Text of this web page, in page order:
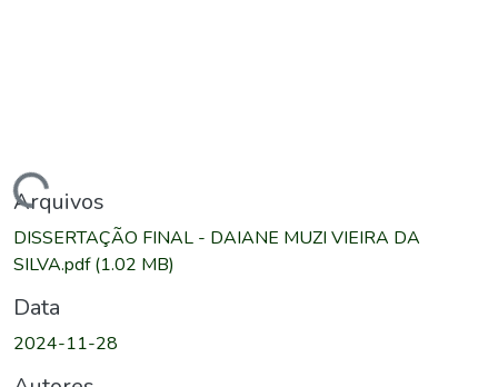
Arquivos
DISSERTAÇÃO FINAL - DAIANE MUZI VIEIRA DA
SILVA.pdf(1.02 MB)
Data
2024-11-28